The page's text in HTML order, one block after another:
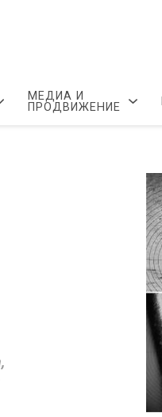
МЕДИА И
ПРОДВИЖЕНИЕ